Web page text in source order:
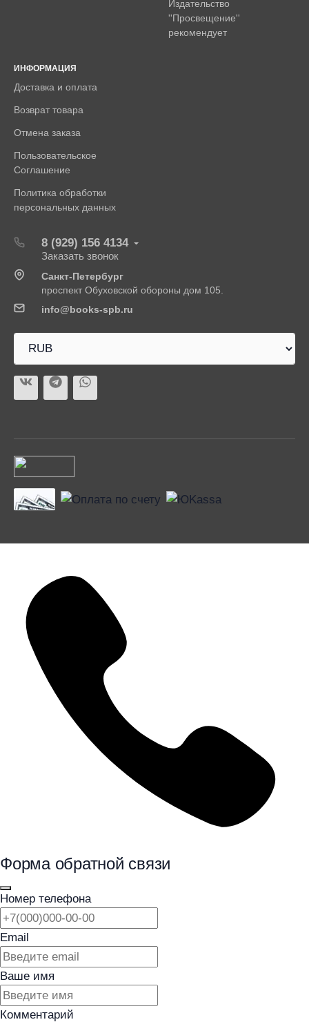
Издательство
''Просвещение''
рекомендует
ИНФОРМАЦИЯ
Доставка и оплата
Возврат товара
Отмена заказа
Пользовательское
Соглашение
Политика обработки
персональных данных
8 (929) 156 4134
Заказать звонок
Санкт-Петербург
проспект Обуховской обороны дом 105.
info@books-spb.ru
Форма обратной связи
Номер телефона
Email
Ваше имя
Комментарий